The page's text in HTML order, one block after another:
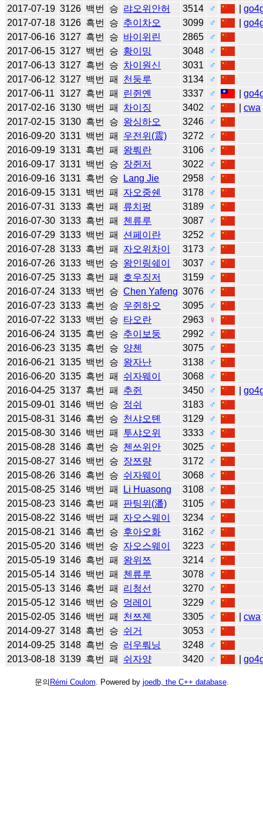
2017-07-19 3126 백번 승 랴오위안허 3514 ♂ |
2017-07-18 3126 흑번 승 추이차오 3099 ♂ |
2017-06-16 3127 흑번 승 바이위린 2865
♂
2017-06-15 3127 백번 승 황이밍 3048
♂
2017-06-13 3127 흑번 승 차이원신 3031
♂
2017-06-12 3127 백번 패 천둥루 3134
♂
2017-06-11 3127 흑번 패 린쥔옌 3337 ♂ |
2017-02-16 3130 백번 패 차이징 3402 ♂ |cwa
2017-02-15 3130 흑번 승 왕싱하오 3246
♂
2016-09-20 3131 백번 패 우전위(震) 3272
♂
2016-09-19 3131 흑번 패 왕뤄란 3106
♂
2016-09-17 3131 백번 승 장쥔저 3022
♂
2016-09-16 3131 흑번 승 Lang Jie 2958
♂
2016-09-15 3131 백번 패 자오중쉔 3178
♂
2016-07-31 3133 흑번 패 류치펑 3189
♂
2016-07-30 3133 흑번 패 첸류루 3087
♂
2016-07-29 3133 백번 패 션페이란 3252
♂
2016-07-28 3133 흑번 패 자오위차이 3173
♂
2016-07-26 3133 백번 승 왕인링쉐이 3037
♂
2016-07-25 3133 흑번 패 호우징저 3159
♂
2016-07-24 3133 백번 승 Chen Yafeng 3076
♂
2016-07-23 3133 흑번 승 우쥔하오 3095
♂
2016-07-22 3133 백번 승 타오란 2963
♀
2016-06-24 3135 흑번 승 추이보둥 2992
♂
2016-06-23 3135 흑번 승 양첸 3075
♂
2016-06-21 3135 백번 승 왕자난 3138
♂
2016-06-20 3135 흑번 패 쉬자웨이 3068
♂
2016-04-25 3137 흑번 패 추쥔 3450 ♂ |
2015-09-01 3146 백번 승 정쉬 3183
♂
2015-08-31 3146 흑번 승 천샤오톈 3129
♂
2015-08-30 3146 백번 패 투샤오위 3333
♂
2015-08-28 3146 흑번 승 첸쓰위안 3025
♂
2015-08-27 3146 백번 승 장쯔량 3172
♂
2015-08-26 3146 흑번 승 쉬자웨이 3068
♂
2015-08-25 3146 백번 패 Li Huasong 3108
♂
2015-08-23 3146 흑번 패 판팅위(潘) 3105
♂
2015-08-22 3146 백번 패 자오스웨이 3234
♂
2015-08-21 3146 흑번 승 후아오화 3162
♂
2015-05-20 3146 백번 승 자오스웨이 3223
♂
2015-05-19 3146 흑번 패 왕위쯔 3214
♂
2015-05-14 3146 백번 패 첸류루 3078
♂
2015-05-13 3146 흑번 패 리청선 3270
♂
2015-05-12 3146 백번 승 멍레이 3229
♂
2015-02-05 3146 백번 패 천쯔젠 3305 ♂ |cwa
2014-09-27 3148 흑번 승 쉬거 3053
♂
2014-09-25 3148 흑번 승 러우뤄닝 3248
♂
2013-08-18 3139 흑번 패 쉬자양 3420 ♂ |
문의 Rémi Coulom . Powered by joedb, the C++ database.